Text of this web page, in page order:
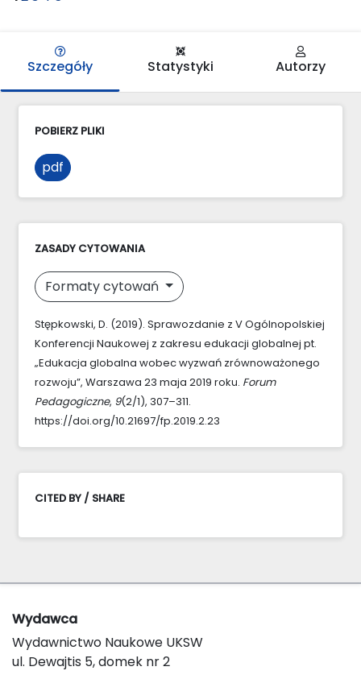
Szczegóły Statystyki Autorzy
POBIERZ PLIKI
pdf
ZASADY CYTOWANIA
Formaty cytowań
Stępkowski, D. (2019). Sprawozdanie z V Ogólnopolskiej
Konferencji Naukowej z zakresu edukacji globalnej pt.
„Edukacja globalna wobec wyzwań zrównoważonego
rozwoju”, Warszawa 23 maja 2019 roku. Forum
Pedagogiczne, 9(2/1), 307–311.
https://doi.org/10.21697/fp.2019.2.23
CITED BY / SHARE
Wydawca
Wydawnictwo Naukowe UKSW
ul. Dewajtis 5, domek nr 2